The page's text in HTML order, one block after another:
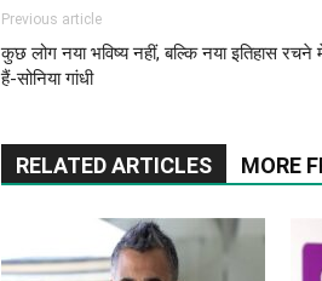
Previous article
कुछ लोग नया भविष्य नहीं, बल्कि नया इतिहास
हैं-सोनिया गांधी
RELATED ARTICLES MORE